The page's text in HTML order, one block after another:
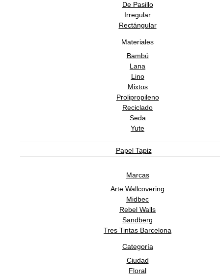
De Pasillo
Irregular
Rectángular
Materiales
Bambú
Lana
Lino
Mixtos
Prolipropileno
Reciclado
Seda
Yute
Papel Tapiz
Marcas
Arte Wallcovering
Midbec
Rebel Walls
Sandberg
Tres Tintas Barcelona
Categoría
Ciudad
Floral